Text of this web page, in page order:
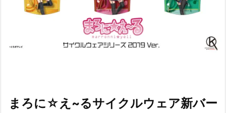
まろに☆え~るサイクルウェア新バー